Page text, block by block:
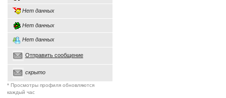
Нет данных
Нет данных
Нет данных
Отправить сообщение
скрыто
* Просмотры профиля обновляются
каждый час